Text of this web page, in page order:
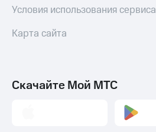
Условия использования сервиса
Карта сайта
Скачайте Мой МТС